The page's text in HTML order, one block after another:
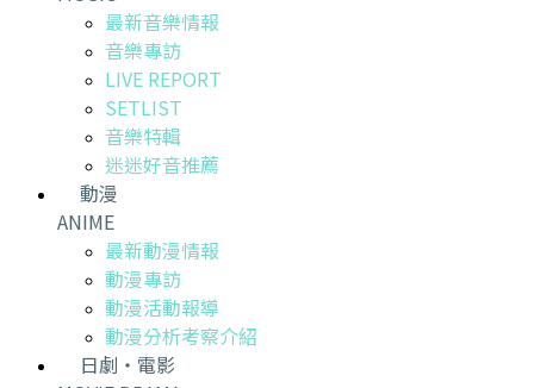
最新音樂情報
音樂專訪
LIVE REPORT
SETLIST
音樂特輯
迷迷好音推薦
動漫
ANIME
最新動漫情報
動漫專訪
動漫活動報導
動漫分析考察介紹
日劇・電影